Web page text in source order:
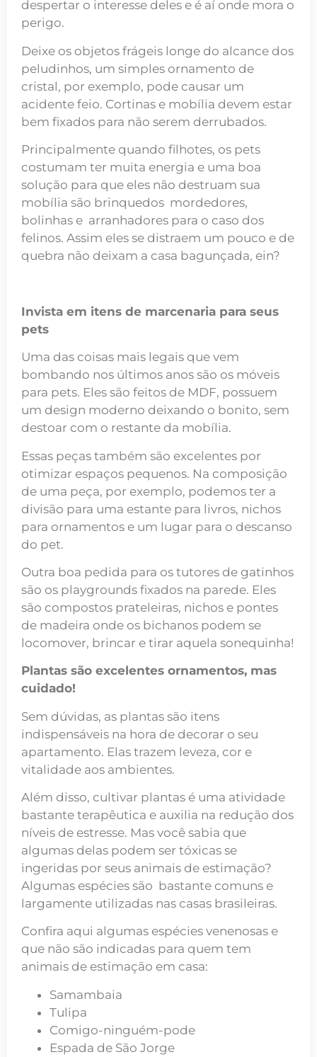
despertar o interesse deles e é aí onde mora o
perigo.
Deixe os objetos frágeis longe do alcance dos
peludinhos, um simples ornamento de
cristal, por exemplo, pode causar um
acidente feio. Cortinas e mobília devem estar
bem fixados para não serem derrubados.
Principalmente quando filhotes, os pets
costumam ter muita energia e uma boa
solução para que eles não destruam sua
mobília são brinquedos mordedores,
bolinhas e arranhadores para o caso dos
felinos. Assim eles se distraem um pouco e de
quebra não deixam a casa bagunçada, ein?
Invista em itens de marcenaria para seus
pets
Uma das coisas mais legais que vem
bombando nos últimos anos são os móveis
para pets. Eles são feitos de MDF, possuem
um design moderno deixando o bonito, sem
destoar com o restante da mobília.
Essas peças também são excelentes por
otimizar espaços pequenos. Na composição
de uma peça, por exemplo, podemos ter a
divisão para uma estante para livros, nichos
para ornamentos e um lugar para o descanso
do pet.
Outra boa pedida para os tutores de gatinhos
são os playgrounds fixados na parede. Eles
são compostos prateleiras, nichos e pontes
de madeira onde os bichanos podem se
locomover, brincar e tirar aquela sonequinha!
Plantas são excelentes ornamentos, mas
cuidado!
Sem dúvidas, as plantas são itens
indispensáveis na hora de decorar o seu
apartamento. Elas trazem leveza, cor e
vitalidade aos ambientes.
Além disso, cultivar plantas é uma atividade
bastante terapêutica e auxilia na redução dos
níveis de estresse. Mas você sabia que
algumas delas podem ser tóxicas se
ingeridas por seus animais de estimação?
Algumas espécies são bastante comuns e
largamente utilizadas nas casas brasileiras.
Confira aqui algumas espécies venenosas e
que não são indicadas para quem tem
animais de estimação em casa:
Samambaia
Tulipa
Comigo-ninguém-pode
Espada de São Jorge